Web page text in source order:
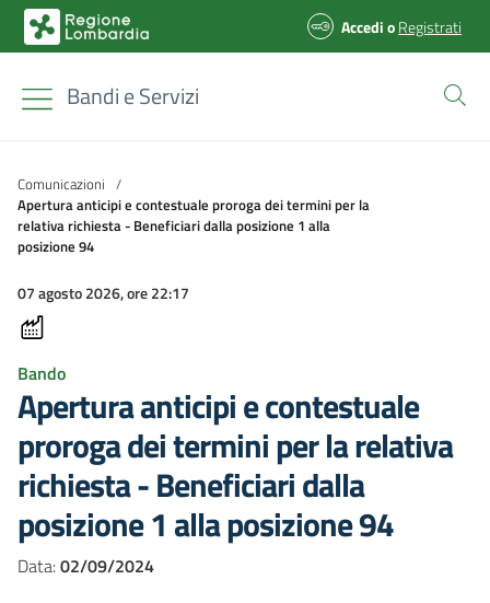
AccedioRegistrati
Bandi e Servizi
Comunicazioni /
Apertura anticipi e contestuale proroga dei termini per la
relativa richiesta - Beneficiari dalla posizione 1 alla
posizione 94
07 agosto 2026, ore 22:17
Bando
Apertura anticipi e contestuale
proroga dei termini per la relativa
richiesta - Beneficiari dalla
posizione 1 alla posizione 94
Data:02/09/2024